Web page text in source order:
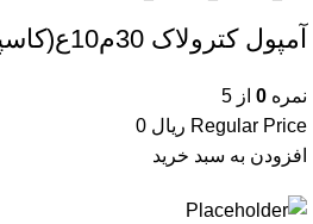
آمپول کترولاک 30م10ع(کاسپین)پ40
نمره 0 از 5
Regular Price ریال
افزودن به سبد خرید